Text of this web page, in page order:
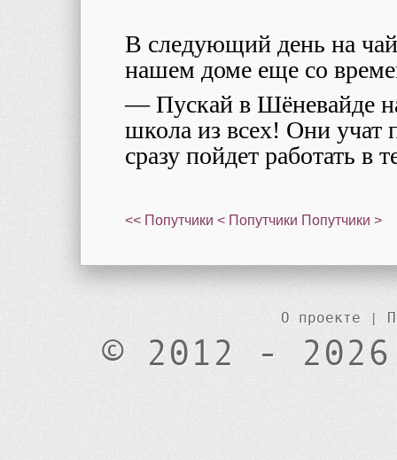
В следующий день на
нашем доме еще со
— Пускай в Шёневайде
школа из всех! Они учат
сразу пойдет работать в
<< Попутчики < Попутчики Попутчики >
О проекте |
© 2012 -